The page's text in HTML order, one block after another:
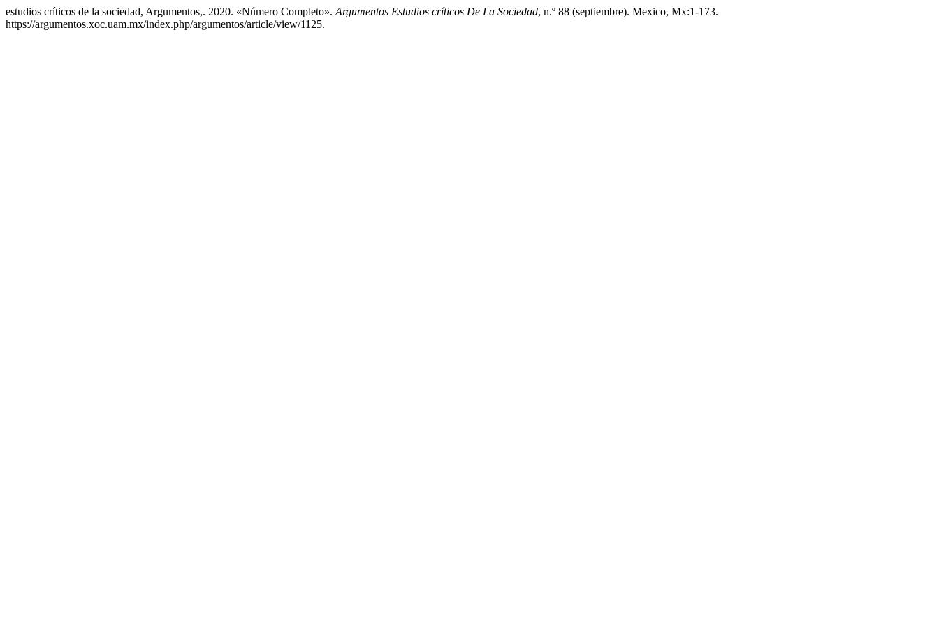
estudios críticos de la sociedad, Argumentos,. 2020. «Número Completo». Argumentos Estudios críticos De La Sociedad, n.º 88 (septiembre). Mexico, Mx:1-173.
https://argumentos.xoc.uam.mx/index.php/argumentos/article/view/1125.